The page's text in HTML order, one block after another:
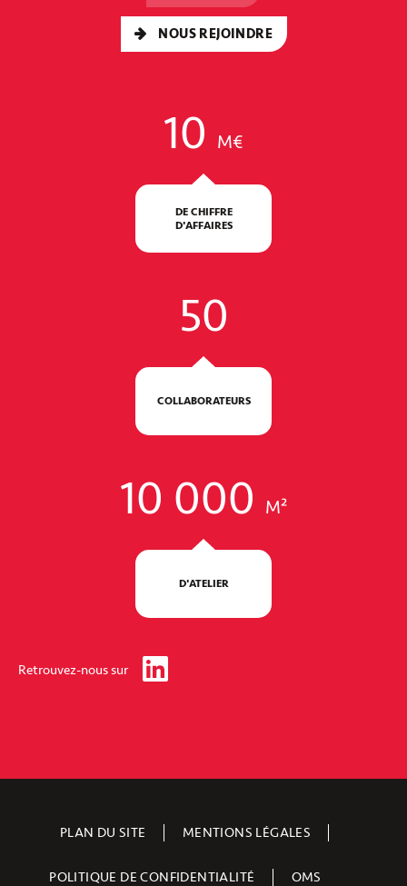
NOUS REJOINDRE
10 M€
DE CHIFFRE
D'AFFAIRES
50
COLLABORATEURS
10 000 M²
D'ATELIER
Retrouvez-nous sur
PLAN DU SITE MENTIONS LÉGALES
POLITIQUE DE CONFIDENTIALITÉ OMS